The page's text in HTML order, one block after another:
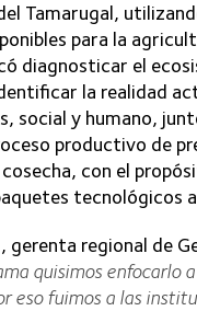
Tamarugal,
para la
diagnosticar el
la realidad
social y humano,
productivo de
con el
tecnológicos
gerenta regional de
quisimos enfocarlo
eso fuimos a las